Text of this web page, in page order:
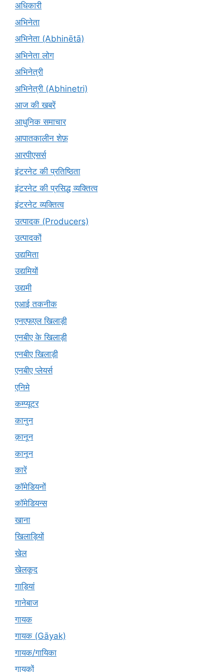
अधिकारी
अभिनेता
अभिनेता (Abhinētā)
अभिनेता लोग
अभिनेत्री
अभिनेत्री (Abhinetri)
आज की खबरें
आधुनिक समाचार
आपातकालीन शेफ़
आरपीएसर्स
इंटरनेट की प्रतिष्ठिता
इंटरनेट की प्रसिद्ध व्यक्तित्व
इंटरनेट व्यक्तित्व
उत्पादक (Producers)
उत्पादकों
उद्यमिता
उद्यमियों
उद्यमी
एआई तकनीक
एनएफएल खिलाड़ी
एनबीए के खिलाड़ी
एनबीए खिलाड़ी
एनबीए प्लेयर्स
एनिमे
कम्प्यूटर
कानुन
क़ानून
कानून
कारें
कॉमेडियनों
कॉमेडियन्स
खाना
खिलाड़ियों
खेल
खेलकूद
गाड़ियां
गानेबाज
गायक
गायक (Gāyak)
गायक/गायिका
गायकों